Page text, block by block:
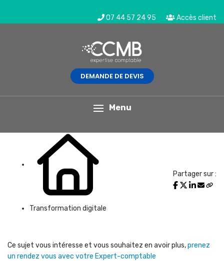
07 44 57 24 95 Accès client
DEMANDE DE DEVIS
Menu
L'actualité du mois
Transformation digitale
Partager sur :
Ce sujet vous intéresse et vous souhaitez en avoir plus,prenez
un rendez vous avec votre Expert-comptable